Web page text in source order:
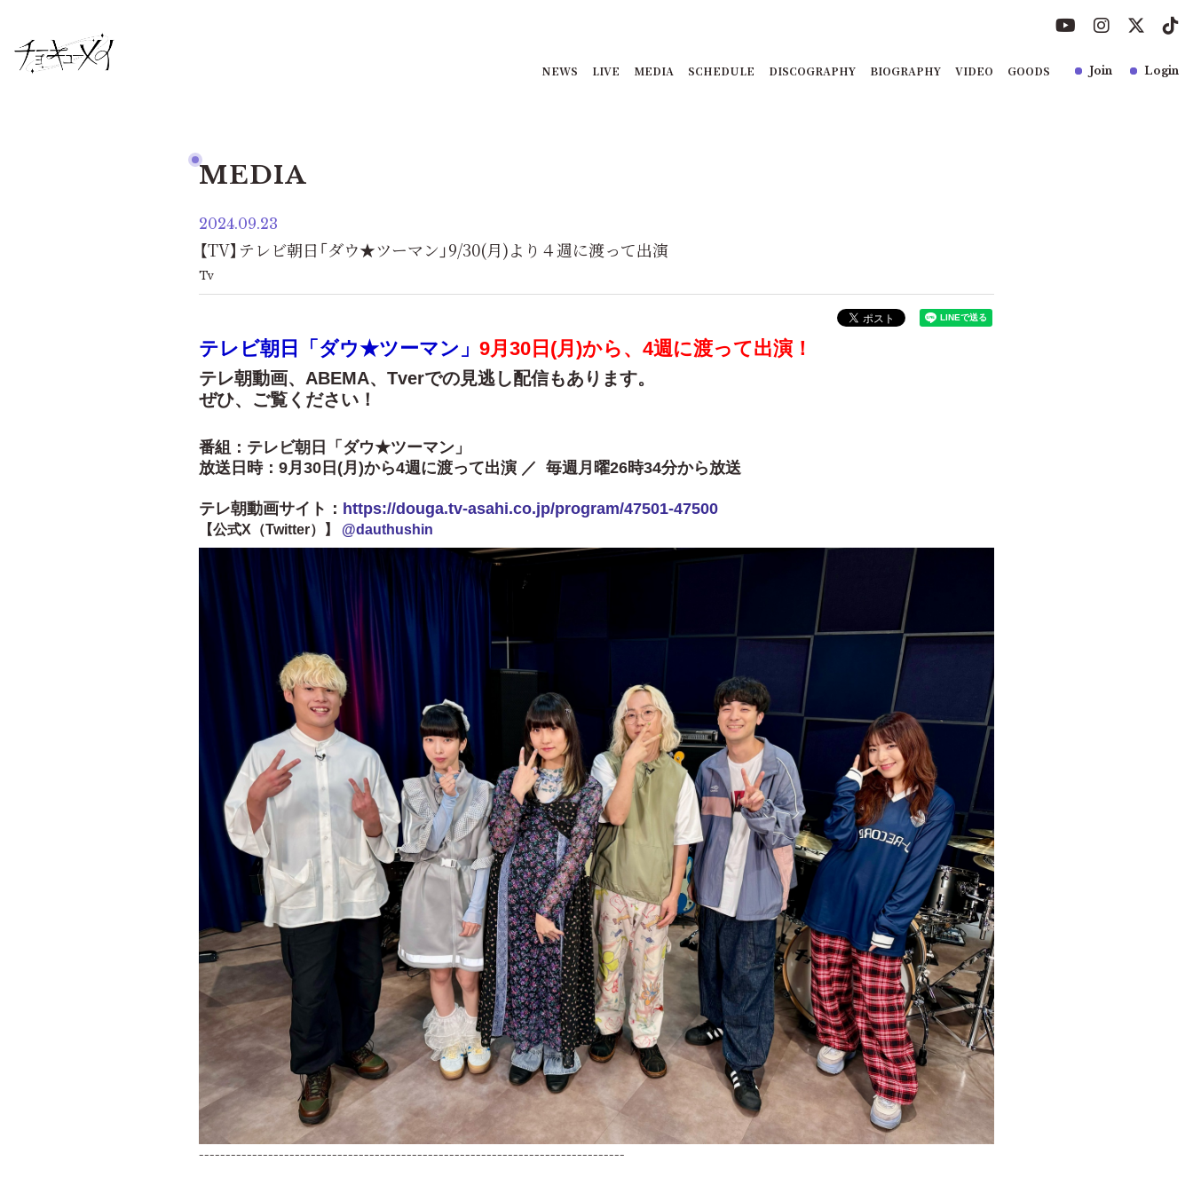
NEWS LIVE MEDIA SCHEDULE DISCOGRAPHY BIOGRAPHY VIDEO GOODS Join Login
MEDIA
2024.09.23
【TV】テレビ朝日「ダウ★ツーマン」9/30(月)より４週に渡って出演
Tv
テレビ朝日「ダウ★ツーマン」 9月30日(月)から、4週に渡って出演！
テレ朝動画、ABEMA、Tverでの見逃し配信もあります。
ぜひ、ご覧ください！
番組：テレビ朝日「ダウ★ツーマン」
放送日時：9月30日(月)から4週に渡って出演 ／ 毎週月曜26時34分から放送
テレ朝動画サイト： https://douga.tv-asahi.co.jp/program/47501-47500
【公式X（Twitter）】 @dauthushin
--------------------------------------------------------------------------------